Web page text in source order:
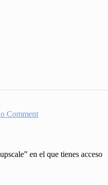
Comment
en el que tienes acceso